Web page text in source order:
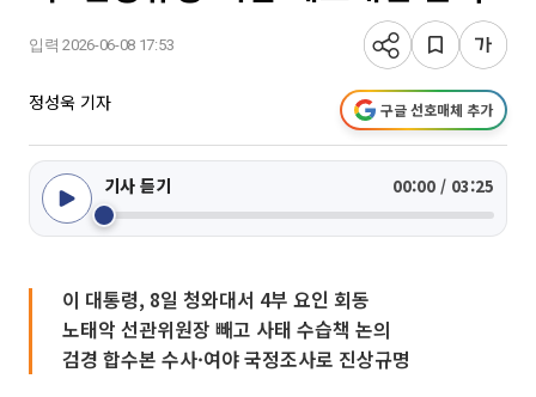
입력 2026-06-08 17:53
정성욱 기자 구글 선호매체 추가
기사 듣기 00:00 / 03:25
이 대통령, 8일 청와대서 4부 요인 회동
노태악 선관위원장 빼고 사태 수습책 논의
검경 합수본 수사·여야 국정조사로 진상규명